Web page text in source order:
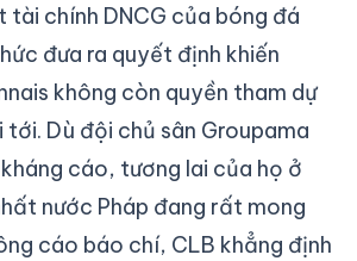
tài chính DNCG của bóng đá
đưa ra quyết định khiến
không còn quyền tham dự
tới. Dù đội chủ sân Groupama
cáo, tương lai của họ ở
nước Pháp đang rất mong
cáo báo chí, CLB khẳng định